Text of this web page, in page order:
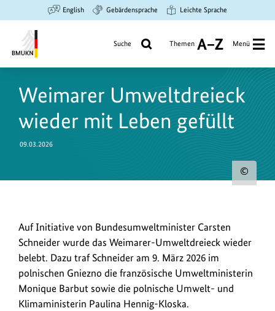
Hauptinhalt
springen
Suche
springen
Hauptnavigation
springen
English Gebärdensprache Leichte Sprache
Umwelt,
Naturschutz
Suche Themen
A
Z
Menü
Weimarer Umweltdreieck
wieder mit Leben gefüllt
09.03.2026
Auf
Initiative
von
Bundesumweltminister
Schneider
wurde
Auf Initiative von Bundesumweltminister Carsten
Schneider wurde das Weimarer-Umweltdreieck wieder
belebt. Dazu traf Schneider am 9. März 2026 im
polnischen Gniezno die französische Umweltministerin
Monique Barbut sowie die polnische Umwelt- und
Klimaministerin Paulina Hennig-Kloska.